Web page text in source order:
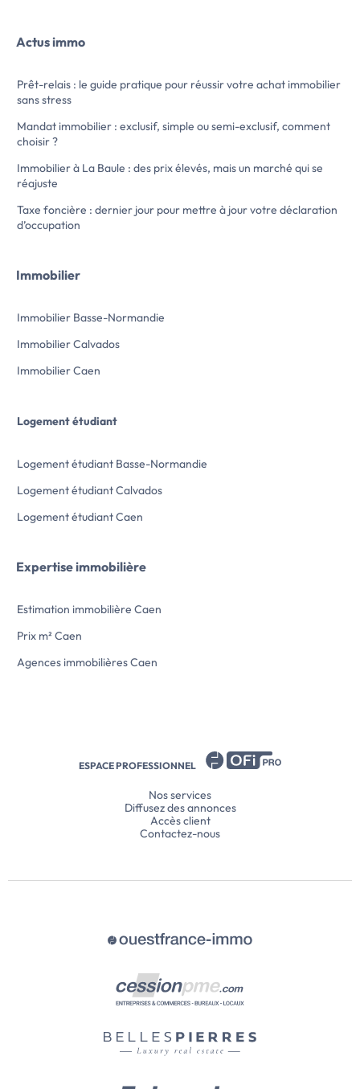
pièce de vie, salle de bain avec WC.
ainsi que d'une
vitrage avec
participatif est mis
Loyer mensuel :
Actus immo
Prêt-relais : le guide pratique pour réussir votre achat immobilier
sans stress
Mandat immobilier : exclusif, simple ou semi-exclusif, comment
choisir ?
Immobilier à La Baule : des prix élevés, mais un marché qui se
réajuste
Taxe foncière : dernier jour pour mettre à jour votre déclaration
d’occupation
Immobilier
Immobilier Basse-Normandie
Immobilier Calvados
Immobilier Caen
Logement étudiant
Logement étudiant Basse-Normandie
Logement étudiant Calvados
Logement étudiant Caen
Expertise immobilière
Estimation immobilière Caen
Prix m² Caen
Agences immobilières Caen
ESPACE PROFESSIONNEL
Nos services
Diffusez des annonces
Accès client
Contactez-nous